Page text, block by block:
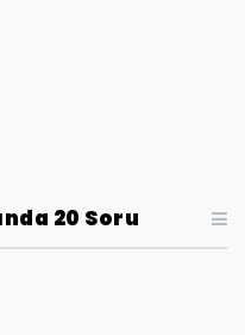
20 Soru